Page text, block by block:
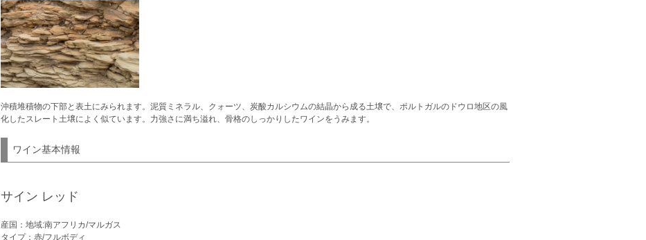
沖積堆積物の下部と表土にみられます。泥質ミネラル、クォーツ、炭酸カルシウムの結晶から成る土壌で、ポルトガルのドウロ地区の風
化したスレート土壌によく似ています。力強さに満ち溢れ、骨格のしっかりしたワインをうみます。
ワイン基本情報
サイン レッド
産国：地域:南アフリカ/マルガス
タイプ：赤/フルボディ